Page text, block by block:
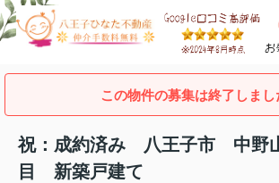
この物件の募集は終了しまし
祝：成約済み 八王子市 中野
目 新築戸建て